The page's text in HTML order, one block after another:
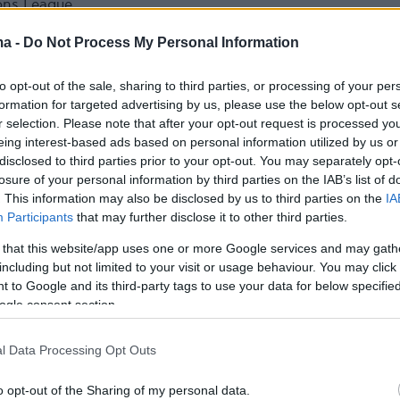
- Do Not Process My Personal Information
opt-out of the sale, sharing to third parties, or processing of your
for targeted advertising by us, please use the below opt-out
selection. Please note that after your opt-out request is processed
interest-based ads based on personal information utilized by us
to third parties prior to your opt-out. You may separately
of your personal information by third parties on the IAB’s list of
This information may also be disclosed by us to third parties on the
Participants that may further disclose it to other third parties.
that this website/app uses one or more Google services and may
but not limited to your visit or usage behaviour. You may
to Google and its third-party tags to use your data for below
consent section.
Data Processing Opt Outs
opt-out of the Sharing of my personal data.
League
και Χάαλαντ οι
ποδοσφαιριστές του
- Αναλυτικά η 10αδα
πλέον στα 200 εκατομμύρια ευρώ
η χρηματιστηριακή αξία του
σε επίπεδα... 2006 -
σημείο της στα 180 εκατομμύρια ευρώ το